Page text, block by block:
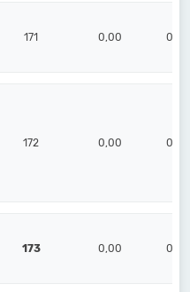
171 0,00 0,00
172 0,00 0,00
173 0,00 0,00